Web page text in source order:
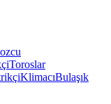
Toroslar
KlimacıBulaşık